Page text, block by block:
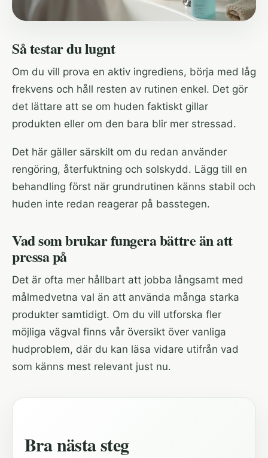
Så testar du lugnt
Om du vill prova en aktiv ingrediens, börja med låg
frekvens och håll resten av rutinen enkel. Det gör
det lättare att se om huden faktiskt gillar
produkten eller om den bara blir mer stressad.
Det här gäller särskilt om du redan använder
rengöring, återfuktning och solskydd. Lägg till en
behandling först när grundrutinen känns stabil och
huden inte redan reagerar på basstegen.
Vad som brukar fungera bättre än att
pressa på
Det är ofta mer hållbart att jobba långsamt med
målmedvetna val än att använda många starka
produkter samtidigt. Om du vill utforska fler
möjliga vägval finns vår översikt över vanliga
hudproblem, där du kan läsa vidare utifrån vad
som känns mest relevant just nu.
Bra nästa steg